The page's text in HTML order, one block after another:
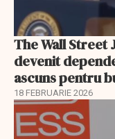
The Wall Street
devenit
ascuns pentru
18 FEBRUARIE 2026
EXCLUSIV